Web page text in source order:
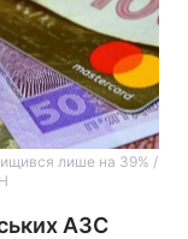
лише на 39% /
АЗС